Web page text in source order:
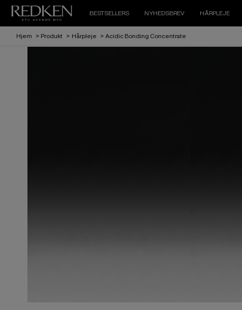
BESTSELLERS NYHEDSBREV HÅRPLEJE
Hjem > Produkt > Hårpleje > Acidic Bonding Concentrate